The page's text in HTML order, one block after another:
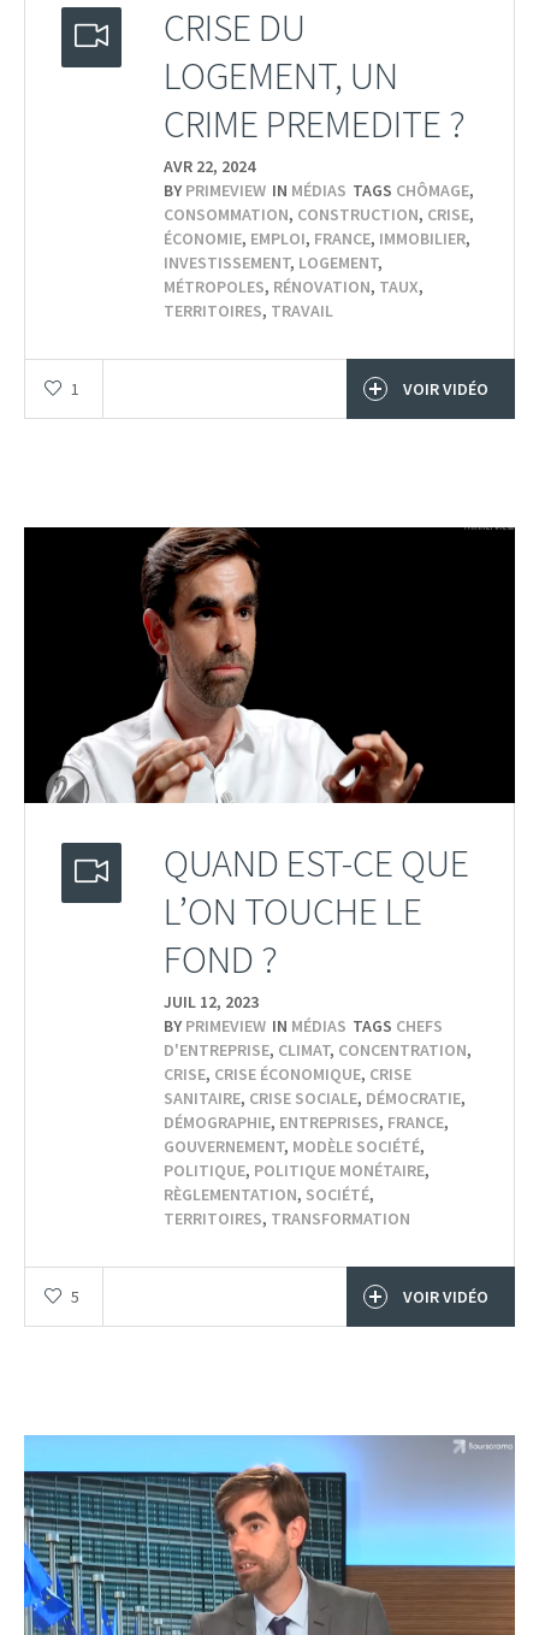
CRISE DU
LOGEMENT, UN
CRIME PREMEDITE ?
AVR 22, 2024
BYPRIMEVIEW IN MÉDIAS TAGS CHÔMAGE,
CONSOMMATION, CONSTRUCTION, CRISE,
ÉCONOMIE, EMPLOI, FRANCE, IMMOBILIER,
INVESTISSEMENT, LOGEMENT,
MÉTROPOLES, RÉNOVATION, TAUX,
TERRITOIRES, TRAVAIL
1 VOIR VIDÉO
QUAND EST-CE QUE
L’ON TOUCHE LE
FOND ?
JUIL 12, 2023
BYPRIMEVIEW IN MÉDIAS TAGS CHEFS
D'ENTREPRISE, CLIMAT, CONCENTRATION,
CRISE, CRISE ÉCONOMIQUE, CRISE
SANITAIRE, CRISE SOCIALE, DÉMOCRATIE,
DÉMOGRAPHIE, ENTREPRISES, FRANCE,
GOUVERNEMENT, MODÈLE SOCIÉTÉ,
POLITIQUE, POLITIQUE MONÉTAIRE,
RÈGLEMENTATION, SOCIÉTÉ,
TERRITOIRES, TRANSFORMATION
5 VOIR VIDÉO